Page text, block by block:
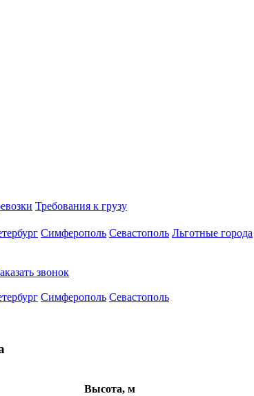
Требования к грузу
Симферополь Севастополь Льготные города
звонок
Симферополь Севастополь
Высота, м